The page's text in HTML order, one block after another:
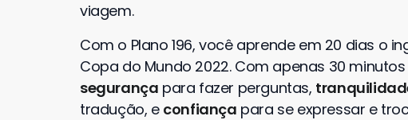
viagem.
Com o Plano 196, você aprende em 20 dias o
Copa do Mundo 2022. Com apenas 30
segurança para fazer perguntas,
tradução, e confiança para se expressar e